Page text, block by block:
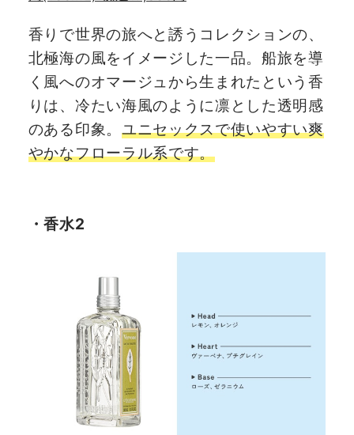
香りで世界の旅へと誘うコレクションの、
北極海の風をイメージした一品。船旅を導
く風へのオマージュから生まれたという香
りは、冷たい海風のように凛とした透明感
のある印象。 ユニセックスで使いやすい爽
やかなフローラル系です。
・香水2